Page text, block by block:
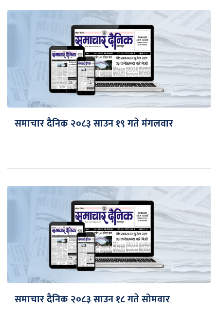
समाचार दैनिक २०८३ साउन १९ गते मंगलवार
समाचार दैनिक २०८३ साउन १८ गते सोमवार